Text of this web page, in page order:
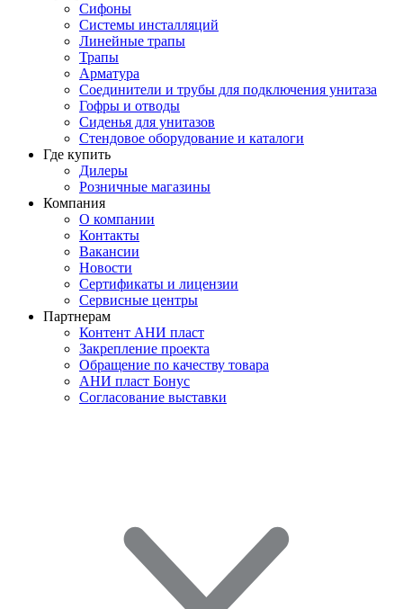
Сифоны
Системы инсталляций
Линейные трапы
Трапы
Арматура
Соединители и трубы для подключения унитаза
Гофры и отводы
Сиденья для унитазов
Стендовое оборудование и каталоги
Где купить
Дилеры
Розничные магазины
Компания
О компании
Контакты
Вакансии
Новости
Сертификаты и лицензии
Сервисные центры
Партнерам
Контент АНИ пласт
Закрепление проекта
Обращение по качеству товара
АНИ пласт Бонус
Согласование выставки